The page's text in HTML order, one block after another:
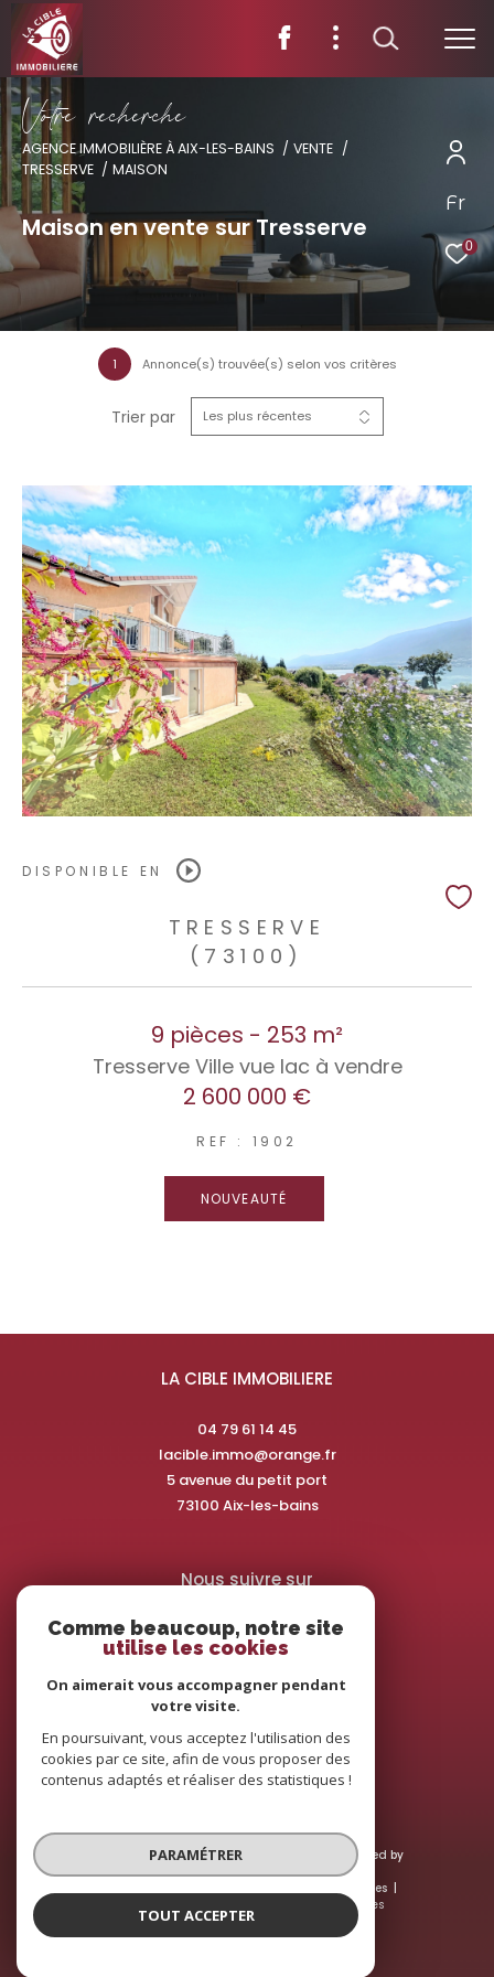
Fr
0
Votre recherche
AGENCE IMMOBILIÈRE À AIX-LES-BAINS
VENTE
TRESSERVE
MAISON
Maison en vente sur Tresserve
1 Annonce(s) trouvée(s) selon vos critères
Trier par Les plus récentes
DISPONIBLE EN
TRESSERVE
(73100)
9 pièces - 253 m²
Tresserve Ville vue lac à vendre
2 600 000 €
REF : 1902
NOUVEAUTÉ
LA CIBLE IMMOBILIERE
04 79 61 14 45
lacible.immo@orange.fr
5 avenue du petit port
73100
aix-les-bains
Nous suivre sur
Adhérents
© 2026 | Tous droits réservés | Traduction powered by
Google |
Mentions légales
Cookies
Comme beaucoup, notre site
utilise les cookies
On aimerait vous accompagner pendant
votre visite.
En poursuivant, vous acceptez l'utilisation des
cookies par ce site, afin de vous proposer des
contenus adaptés et réaliser des statistiques !
PARAMÉTRER
TOUT ACCEPTER